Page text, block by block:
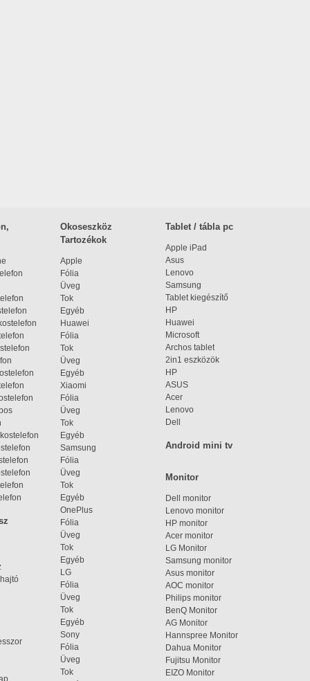
Okoseszköz
Tartozékok
Apple
Fólia
Üveg
Tok
Egyéb
Huawei
Fólia
Tok
Üveg
Egyéb
Xiaomi
Fólia
Üveg
Tok
Egyéb
Samsung
Fólia
Üveg
Tok
Egyéb
OnePlus
Fólia
Üveg
Tok
Egyéb
LG
Fólia
Üveg
Tok
Egyéb
Sony
Fólia
Üveg
Tok
Tablet / tábla pc
Apple iPad
Asus
Lenovo
Samsung
Tablet kiegészítő
HP
Huawei
Microsoft
Archos tablet
2in1 eszközök
HP
ASUS
Acer
Lenovo
Dell
Android mini tv
Monitor
Dell monitor
Lenovo monitor
HP monitor
Acer monitor
LG Monitor
Samsung monitor
Asus monitor
AOC monitor
Philips monitor
BenQ Monitor
AG Monitor
Hannspree Monitor
Dahua Monitor
Fujitsu Monitor
EIZO Monitor